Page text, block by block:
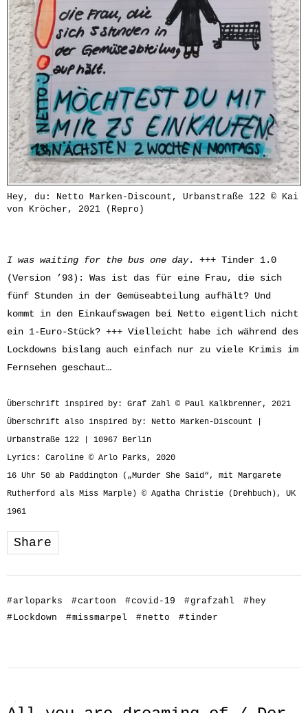
Hey, du: Netto Marken-Discount, Urbanstraße 122 © Kai
von Kröcher, 2021 (Repro)
I was waiting for the bus one day. +++ Tinder 1.0
(Version ’93): Was ist das für eine Frau, die sich
fünf Stunden in der Gemüseabteilung aufhält? Und
kommt in den Einkaufswagen bei Netto eigentlich nicht
ein 1-Euro-Stück? +++ Vielleicht habe ich während des
Lockdowns bislang auch einfach nur zu viele Krimis im
Fernsehen geschaut…
Überschrift inspired by: Graf Zahl © Paul Kalkbrenner, 2021
Überschrift also inspired by: Netto Marken-Discount |
Urbanstraße 122 | 10967 Berlin
Lyrics: Caroline © Arlo Parks, 2020
16 Uhr 50 ab Paddington („Murder She Said“, mit Margarete
Rutherford als Miss Marple) © Agatha Christie (Drehbuch), UK
1961
Share
#arloparks #cartoon #covid-19 #grafzahl #hey
#Lockdown #missmarpel #netto #tinder